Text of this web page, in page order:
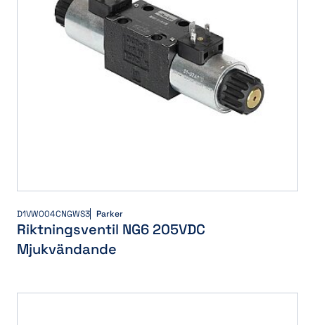
D1VW004CNGWS3 Parker
Riktningsventil NG6 205VDC
Mjukvändande